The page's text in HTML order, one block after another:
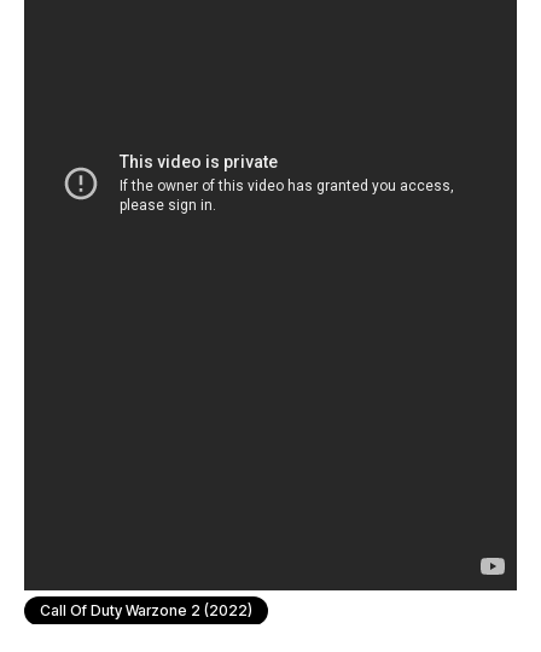
Call Of Duty Warzone 2 (2022)